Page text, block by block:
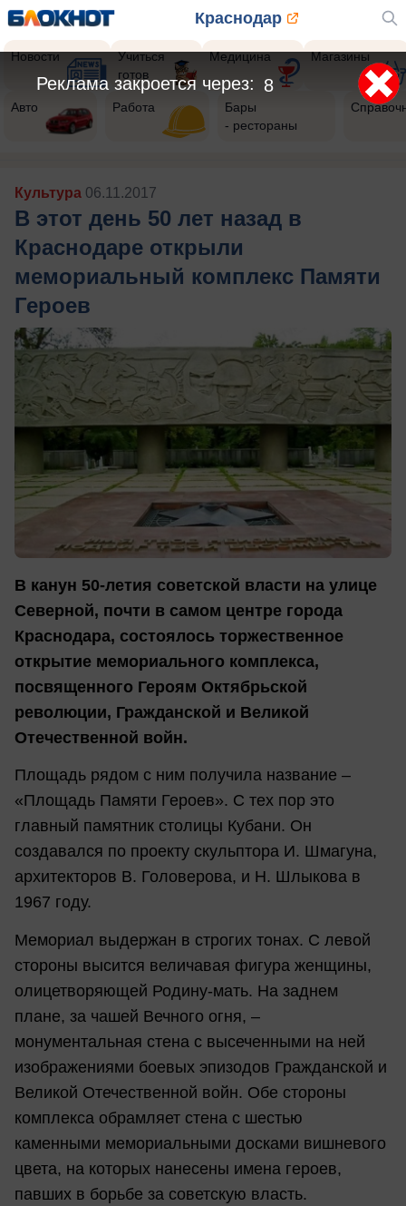
Краснодар
Новости
Учиться
готов
Медицина Магазины
Авто Работа
Бары
- рестораны
Культура 06.11.2017
В этот день 50 лет назад в
Краснодаре открыли
мемориальный комплекс Памяти
Героев
В канун 50-летия советской власти на улице
Северной, почти в самом центре города
Краснодара, состоялось торжественное
открытие мемориального комплекса,
посвященного Героям Октябрьской
революции, Гражданской и Великой
Отечественной войн.
Площадь рядом с ним получила название –
«Площадь Памяти Героев». С тех пор это
главный памятник столицы Кубани. Он
создавался по проекту скульптора И. Шмагуна,
архитекторов В. Головерова, и Н. Шлыкова в
1967 году.
Мемориал выдержан в строгих тонах. С левой
стороны высится величавая фигура женщины,
олицетворяющей Родину-мать. На заднем
плане, за чашей Вечного огня, –
монументальная стена с высеченными на ней
изображениями боевых эпизодов Гражданской и
Великой Отечественной войн. Обе стороны
комплекса обрамляет стена с шестью
каменными мемориальными досками вишневого
цвета, на которых нанесены имена героев,
павших в борьбе за советскую власть.
5
Реклама закроется через: